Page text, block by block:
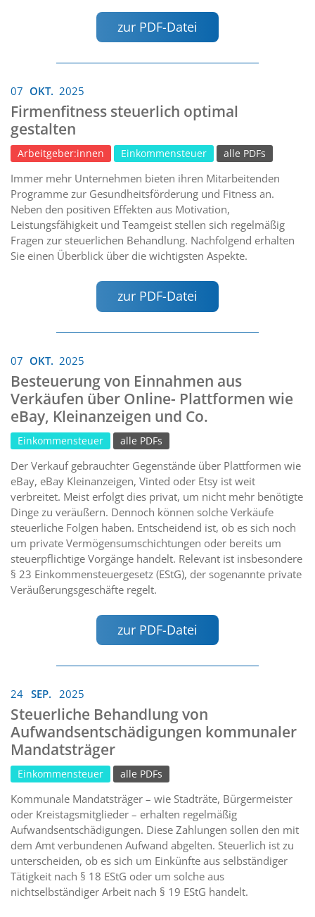
zur PDF-Datei
07 OKT. 2025
Firmenfitness steuerlich optimal
gestalten
Arbeitgeber:innen Einkommensteuer alle PDFs
Immer mehr Unternehmen bieten ihren Mitarbeitenden
Programme zur Gesundheitsförderung und Fitness an.
Neben den positiven Effekten aus Motivation,
Leistungsfähigkeit und Teamgeist stellen sich regelmäßig
Fragen zur steuerlichen Behandlung. Nachfolgend erhalten
Sie einen Überblick über die wichtigsten Aspekte.
zur PDF-Datei
07 OKT. 2025
Besteuerung von Einnahmen aus
Verkäufen über Online- Plattformen wie
eBay, Kleinanzeigen und Co.
Einkommensteuer alle PDFs
Der Verkauf gebrauchter Gegenstände über Plattformen wie
eBay, eBay Kleinanzeigen, Vinted oder Etsy ist weit
verbreitet. Meist erfolgt dies privat, um nicht mehr benötigte
Dinge zu veräußern. Dennoch können solche Verkäufe
steuerliche Folgen haben. Entscheidend ist, ob es sich noch
um private Vermögensumschichtungen oder bereits um
steuerpflichtige Vorgänge handelt. Relevant ist insbesondere
§ 23 Einkommensteuergesetz (EStG), der sogenannte private
Veräußerungsgeschäfte regelt.
zur PDF-Datei
24 SEP. 2025
Steuerliche Behandlung von
Aufwandsentschädigungen kommunaler
Mandatsträger
Einkommensteuer alle PDFs
Kommunale Mandatsträger – wie Stadträte, Bürgermeister
oder Kreistagsmitglieder – erhalten regelmäßig
Aufwandsentschädigungen. Diese Zahlungen sollen den mit
dem Amt verbundenen Aufwand abgelten. Steuerlich ist zu
unterscheiden, ob es sich um Einkünfte aus selbständiger
Tätigkeit nach § 18 EStG oder um solche aus
nichtselbständiger Arbeit nach § 19 EStG handelt.